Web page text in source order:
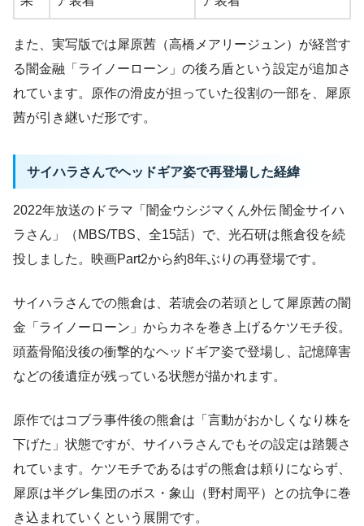
また、実写版では犀原茜（高橋メアリージュン）が経営す
る闇金融「ライノーローン」の後ろ盾という設定が追加さ
れています。原作の滑皮が担っていた役割の一部を、犀原
茜が引き継いだ形です。
サイハラさんでヘッドギア姿で再登場した経緯
2022年放送のドラマ「闇金ウシジマくん外伝 闇金サイハ
ラさん」（MBS/TBS、全15話）で、光石研は熊倉役を続
投しました。映画Part2から約8年ぶりの再登場です。
サイハラさんでの熊倉は、若琥会の若頭として犀原茜の闇
金「ライノーローン」からカネを巻き上げるケツモチ役。
頭蓋骨陥没後の衝撃的なヘッドギア姿で登場し、記憶障害
などの後遺症が残っている状態が描かれます。
原作ではコブラ事件後の熊倉は「言動がおかしくなり株を
下げた」状態ですが、サイハラさんでもその設定は踏襲さ
れています。ケツモチであるはずの熊倉は頼りにならず、
犀原は半グレ集団のボス・象山（野村周平）との抗争に巻
き込まれていくという展開です。